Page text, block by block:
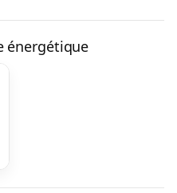
énergétique